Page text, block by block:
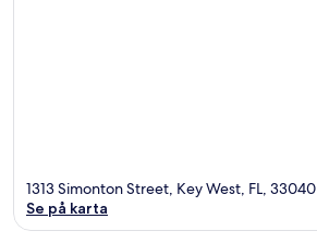
1313 Simonton Street, Key West, FL, 33040
Se på karta